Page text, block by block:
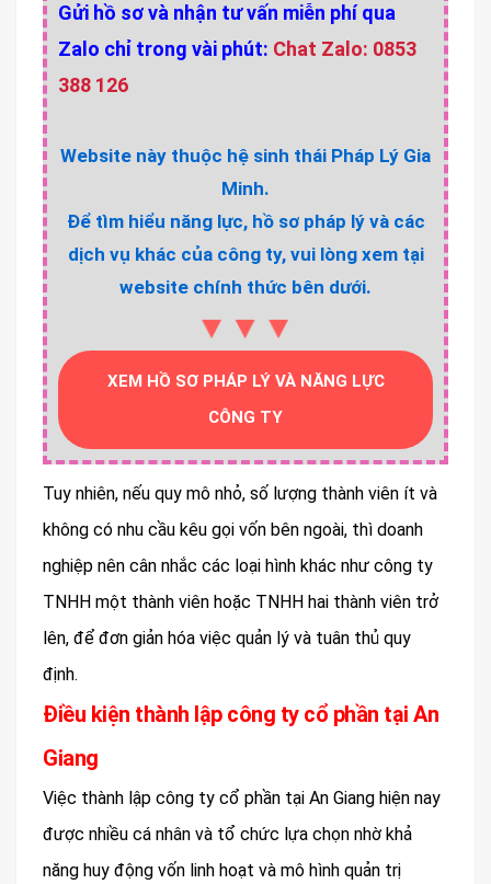
Gửi hồ sơ và nhận tư vấn miễn phí qua
Zalo chỉ trong vài phút: Chat Zalo: 0853
388 126
Website này thuộc hệ sinh thái Pháp Lý Gia
Minh.
Để tìm hiểu năng lực, hồ sơ pháp lý và các
dịch vụ khác của công ty, vui lòng xem tại
website chính thức bên dưới.
▼▼▼
XEM HỒ SƠ PHÁP LÝ VÀ NĂNG LỰC
CÔNG TY
Tuy nhiên, nếu quy mô nhỏ, số lượng thành viên ít và
không có nhu cầu kêu gọi vốn bên ngoài, thì doanh
nghiệp nên cân nhắc các loại hình khác như công ty
TNHH một thành viên hoặc TNHH hai thành viên trở
lên, để đơn giản hóa việc quản lý và tuân thủ quy
định.
Điều kiện thành lập công ty cổ phần tại An
Giang
Việc thành lập công ty cổ phần tại An Giang hiện nay
được nhiều cá nhân và tổ chức lựa chọn nhờ khả
năng huy động vốn linh hoạt và mô hình quản trị